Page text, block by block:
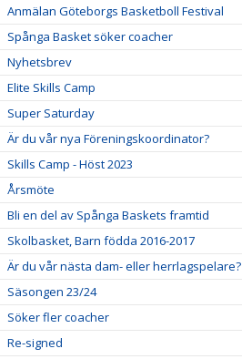
Anmälan Göteborgs Basketboll Festival
Spånga Basket söker coacher
Nyhetsbrev
Elite Skills Camp
Super Saturday
Är du vår nya Föreningskoordinator?
Skills Camp - Höst 2023
Årsmöte
Bli en del av Spånga Baskets framtid
Skolbasket, Barn födda 2016-2017
Är du vår nästa dam- eller herrlagspelare?
Säsongen 23/24
Söker fler coacher
Re-signed